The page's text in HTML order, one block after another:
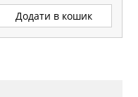
Додати в кошик